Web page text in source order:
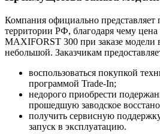
Компания официально представляет
территории РФ, благодаря чему цена
MAXIFORST 300 при заказе модели
небольшой. Заказчикам
воспользоваться покупкой
программой Trade-In;
недорого приобрести
прошедшую заводское
получить сервисную
запуск в эксплуатацию.